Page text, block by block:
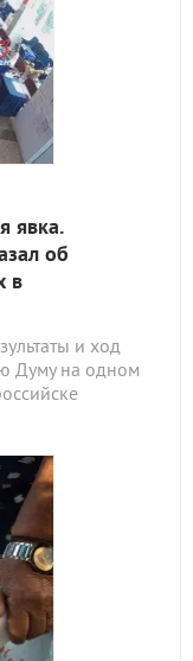
явка.
об
в
и ход
Думу на одном